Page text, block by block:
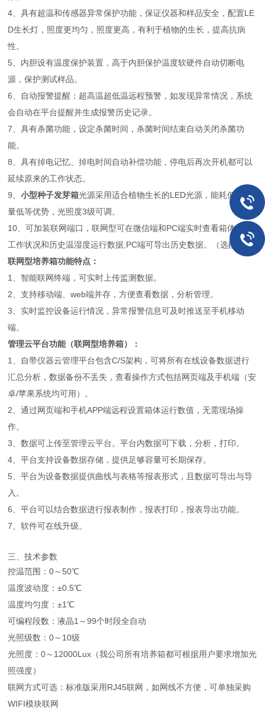
4、具有超温和传感器异常保护功能，保证仪器和样品安全，配置LE
D生长灯，照度更均匀，照度更高，有利于植物的生长，提高抗病
性。
5、内胆设有温度保护装置，高于内胆保护温度软硬件自动切断电
源，保护测试样品。
6、自动报警提醒：超高温超低温远程预警，如发现异常情况，系统
会自动在平台提醒并生成报警历史记录。
7、具有杀菌功能，设定杀菌时间，杀菌时间结束自动关闭杀菌功
能。
8、具有掉电记忆、掉电时间自动补偿功能，停电后再次开机都可以
延续原来的工作状态。
9、小型种子发芽箱光源采用适合植物生长的LED光源，能耗低，热
量低等优势，光照度3级可调。
10、可加装联网端口，联网型可在微信端和PC端实时查看箱体当前
工作状况和历史温湿度运行数据,PC端可导出历史数据。（选配）
联网型培养箱功能特点：
1、智能联网终端，可实时上传监测数据。
2、支持移动端、web端并存，方便查看数据，分析管理。
3、实时监控设备运行情况，异常报警信息可及时推送至手机移动
端。
管理云平台功能（联网型培养箱）：
1、自带仪器云管理平台包含C/S架构，可将所有在线设备数据进行
汇总分析，数据备份不丢失，查看操作方式包括网页端及手机端（安
卓/苹果系统均可用）。
2、通过网页端和手机APP端远程设置箱体运行数值，无需现场操
作。
3、数据可上传至管理云平台。平台内数据可下载，分析，打印。
4、平台支持设备数据存储，提供足够容量可长期保存。
5、平台为设备数据提供曲线与表格等报表形式，且数据可导出与导
入。
6、平台可以结合数据进行报表制作，报表打印，报表导出功能。
7、软件可在线升级。
三、技术参数
控温范围：0～50℃
温度波动度：±0.5℃
温度均匀度：±1℃
可编程段数：液晶1～99个时段全自动
光照级数：0～10级
光照度：0～12000Lux（我公司所有培养箱都可根据用户要求增加光
照强度）
联网方式可选：标准版采用RJ45联网，如网线不方便，可单独采购
WIFI模块联网